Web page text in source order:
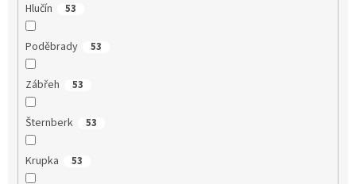
Hlučín 53
Poděbrady 53
Zábřeh 53
Šternberk 53
Krupka 53